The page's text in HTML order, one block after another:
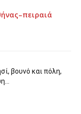
βουνό και πόλη,